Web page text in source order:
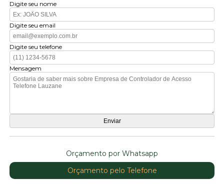
Digite seu nome
Digite seu email
Digite seu telefone
Mensagem
Orçamento por Whatsapp
Orçamento pelo Telefone